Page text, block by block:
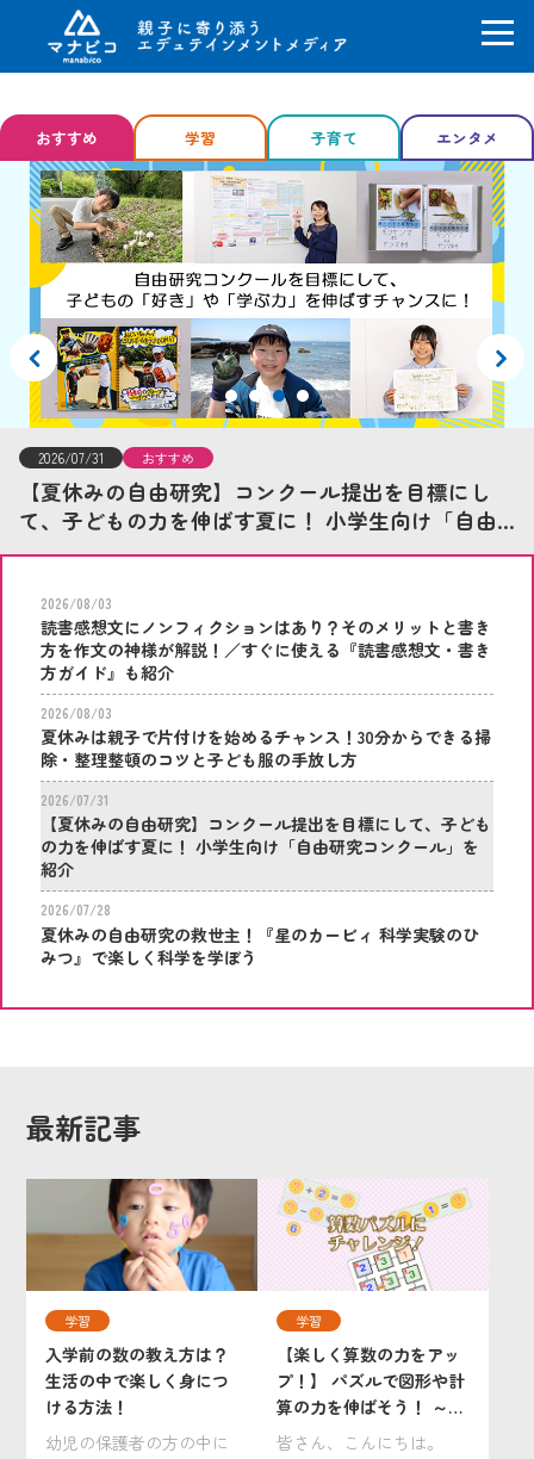
ン
ン
おすすめ 学習 子育て エンタメ
2026/07/31 おすすめ
【夏休みの自由研究】コンクール提出を目標にし
て、子どもの力を伸ばす夏に！ 小学生向け「自由
研究コンクール」を紹介
2026/08/03
読書感想文にノンフィクションはあり？そのメリットと書き
方を作文の神様が解説！／すぐに使える『読書感想文・書き
方ガイド』も紹介
2026/08/03
夏休みは親子で片付けを始めるチャンス！30分からできる掃
除・整理整頓のコツと子ども服の手放し方
2026/07/31
【夏休みの自由研究】コンクール提出を目標にして、子ども
の力を伸ばす夏に！ 小学生向け「自由研究コンクール」を
紹介
2026/07/28
夏休みの自由研究の救世主！『星のカービィ 科学実験のひ
みつ』で楽しく科学を学ぼう
最新記事
学習
入学前の数の教え方は？
生活の中で楽しく身につ
ける方法！
幼児の保護者の方の中に
学習
【楽しく算数の力をアッ
プ！】 パズルで図形や計
算の力を伸ばそう！ ～第
２回～
皆さん、こんにちは。